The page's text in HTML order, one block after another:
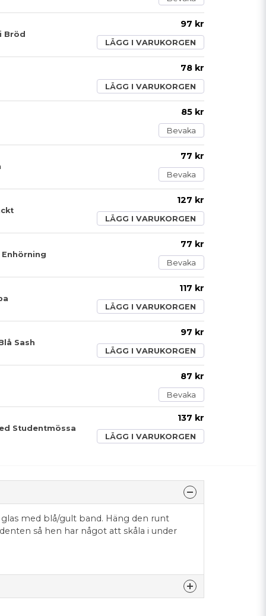
Bröd
97 kr
LÄGG I VARUKORGEN
78 kr
LÄGG I VARUKORGEN
85 kr
Bevaka
77 kr
Bevaka
127 kr
LÄGG I VARUKORGEN
77 kr
Bevaka
117 kr
LÄGG I VARUKORGEN
Sash
97 kr
LÄGG I VARUKORGEN
87 kr
Bevaka
Studentmössa
137 kr
LÄGG I VARUKORGEN
med blå/gult band. Häng den runt
så hen har något att skåla i under